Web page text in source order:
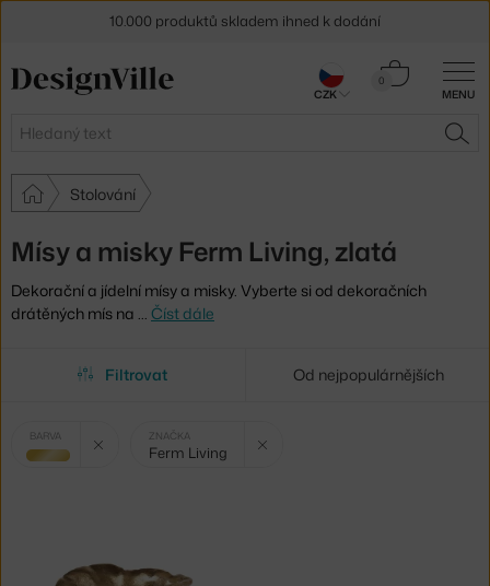
MENU
Hledat
0
Košík
Stolování
Mísy a misky Ferm Living, zlatá
Dekorační a jídelní mísy a misky. Vyberte si od dekoračních
drátěných mís na … Číst dále
Filtrovat Od nejpopulárnějších
Vybrané
filtry:
BARVA
zlatá
ZNAČKA
Ferm Living
10.000 produktů skladem ihned k dodání
30 dní na vrácení zbožíCZK